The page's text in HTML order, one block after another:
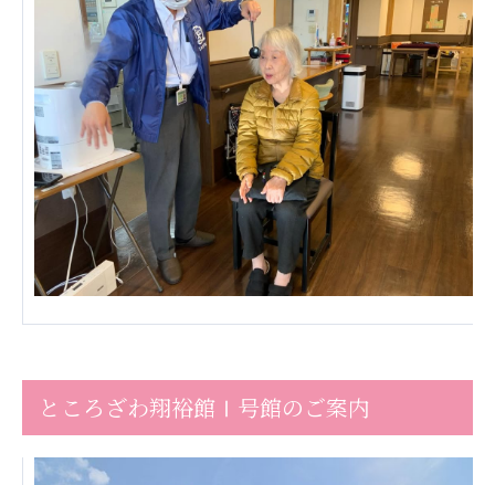
あげお共生の家
医療法人 京都翔医会
西京都病院
西京都クリニック
洛桂の郷
桂寿の郷
訪問看護ステーション秋桜
上桂の郷
ファミリエール吉祥院
教育（共に生きる仲間達）
明星幼稚園 志学会高等学校
特定非営利活動法人ファイアーレッズメディカルスポ
ところざわ翔裕館Ⅰ号館のご案内